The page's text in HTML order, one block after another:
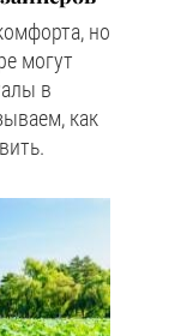
но
могут
в
как